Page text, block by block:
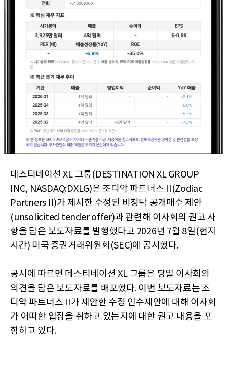
데스티네이션 XL 그룹(DESTINATION XL GROUP
INC, NASDAQ:DXLG)은 조디악 파트너스 II(Zodiac
Partners II)가 제시한 수정된 비청탁 공개매수 제안
(unsolicited tender offer)과 관련해 이사회의 권고 사
항을 담은 보도자료를 발행했다고 2026년 7월 8일(현지
시간) 미국 증권거래위원회(SEC)에 공시했다.
공시에 따르면 데스티네이션 XL 그룹은 당일 이사회의
의견을 담은 보도자료를 배포했다. 이번 보도자료는 조
디악 파트너스 II가 제안한 수정 인수제안에 대해 이사회
가 어떠한 입장을 취하고 있는지에 대한 권고 내용을 포
함하고 있다.